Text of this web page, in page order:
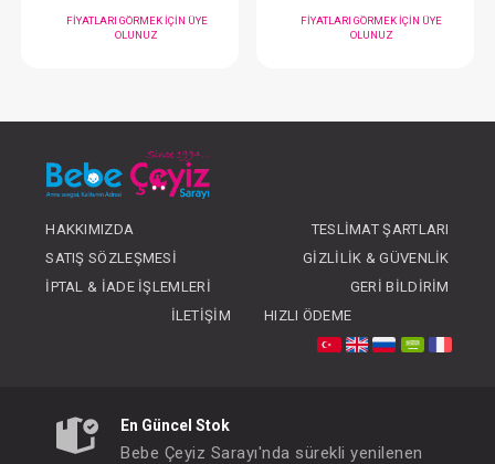
Elbise ... Badi
HAKKIMIZDA
TESLIMAT ŞARTLARI
SATIŞ SÖZLEŞMESI
GIZLILIK & GÜVENLIK
İPTAL & İADE İŞLEMLERI
GERI BILDIRIM
İLETIŞIM
HIZLI ÖDEME
En Güncel Stok
Bebe Çeyiz Sarayı'nda sürekli yenilenen